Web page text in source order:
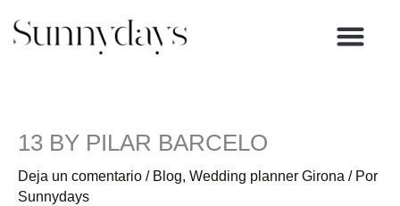
13 BY PILAR BARCELO
Deja un comentario / Blog, Wedding planner Girona / Por
Sunnydays